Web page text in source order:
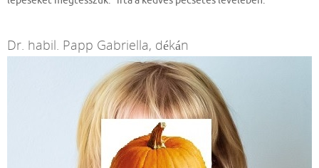
Dr. habil. Papp Gabriella, dékán